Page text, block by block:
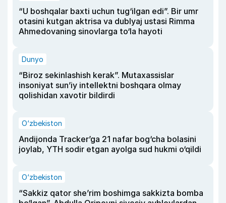
“U boshqalar baxti uchun tug‘ilgan edi”. Bir umr
otasini kutgan aktrisa va dublyaj ustasi Rimma
Ahmedovaning sinovlarga to‘la hayoti
Dunyo
“Biroz sekinlashish kerak”. Mutaxassislar
insoniyat sun’iy intellektni boshqara olmay
qolishidan xavotir bildirdi
O‘zbekiston
Andijonda Tracker’ga 21 nafar bog‘cha bolasini
joylab, YTH sodir etgan ayolga sud hukmi o‘qildi
O‘zbekiston
“Sakkiz qator she’rim boshimga sakkizta bomba